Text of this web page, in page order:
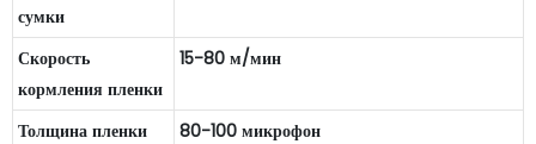
сумки
Скорость
кормления пленки
15-80 м/мин
Толщина пленки
80-100 микрофон